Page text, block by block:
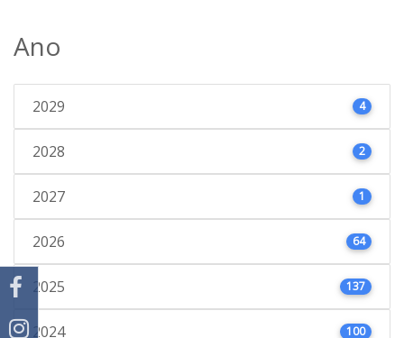
Ano
2029 4
2028 2
2027 1
2026 64
2025 137
2024 100